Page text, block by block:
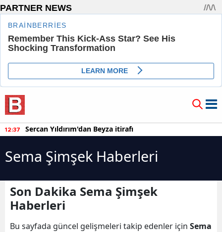
12:37 Sercan Yıldırım'dan Beyza itirafı
Sema Şimşek Haberleri
Son Dakika Sema Şimşek
Haberleri
Bu sayfada güncel gelişmeleri takip edenler için Sema